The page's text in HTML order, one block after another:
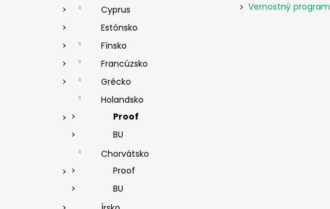
Cyprus
Estónsko
Fínsko
Francúzsko
Grécko
Holandsko
Proof
BU
Chorvátsko
Proof
BU
Vernostný program